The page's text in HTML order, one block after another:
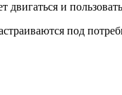
и
под